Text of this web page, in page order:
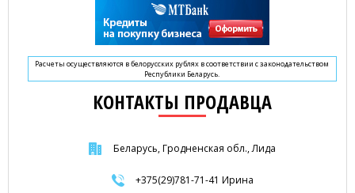
Расчеты осуществляются в белорусских рублях в соответствии с законодательством
Республики Беларусь.
КОНТАКТЫ ПРОДАВЦА
Беларусь, Гродненская обл., Лида
+375(29)781-71-41 Ирина